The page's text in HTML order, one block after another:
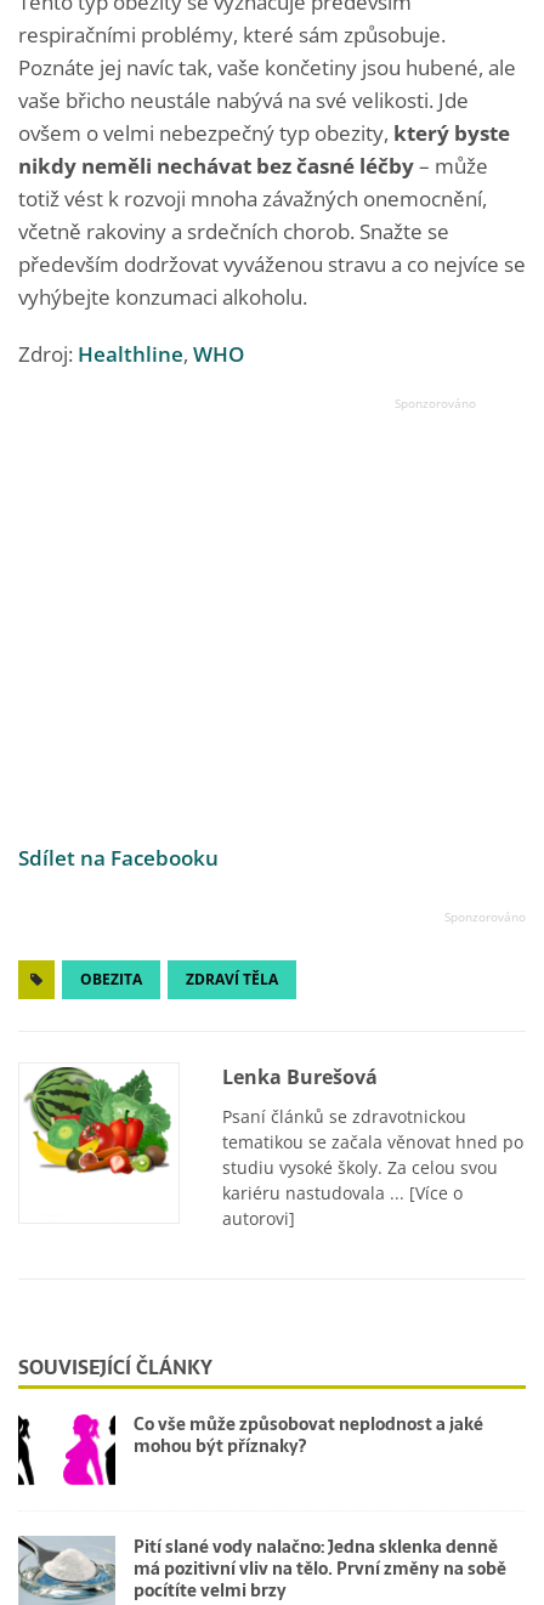
respiračními problémy, které sám způsobuje.
Poznáte jej navíc tak, vaše končetiny jsou hubené, ale
vaše břicho neustále nabývá na své velikosti. Jde
ovšem o velmi nebezpečný typ obezity, který byste
nikdy neměli nechávat bez časné léčby– může
totiž vést k rozvoji mnoha závažných onemocnění,
včetně rakoviny a srdečních chorob. Snažte se
především dodržovat vyváženou stravu a co nejvíce se
vyhýbejte konzumaci alkoholu.
Zdroj: Healthline, WHO
Sdílet na Facebooku
OBEZITA ZDRAVÍ TĚLA
Lenka Burešová
Psaní článků se zdravotnickou
tematikou se začala věnovat hned po
studiu vysoké školy. Za celou svou
kariéru nastudovala ... [Více o
autorovi]
SOUVISEJÍCÍ ČLÁNKY
Co vše může způsobovat neplodnost a jaké
mohou být příznaky?
Pití slané vody nalačno: Jedna sklenka denně
má pozitivní vliv na tělo. První změny na sobě
pocítíte velmi brzy